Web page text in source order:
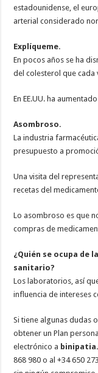
estadounidense, el
arterial considerado
Explíqueme.
En pocos años se ha
del colesterol que cada
En EE.UU. ha
Asombroso.
La industria
presupuesto a
Una visita del
recetas del
Lo asombroso es que
compras de
¿Quién se ocupa de
sanitario?
Los laboratorios, así
influencia de intereses
Si tiene algunas dudas
obtener un Plan
electrónico a
868 980 o al +34 650